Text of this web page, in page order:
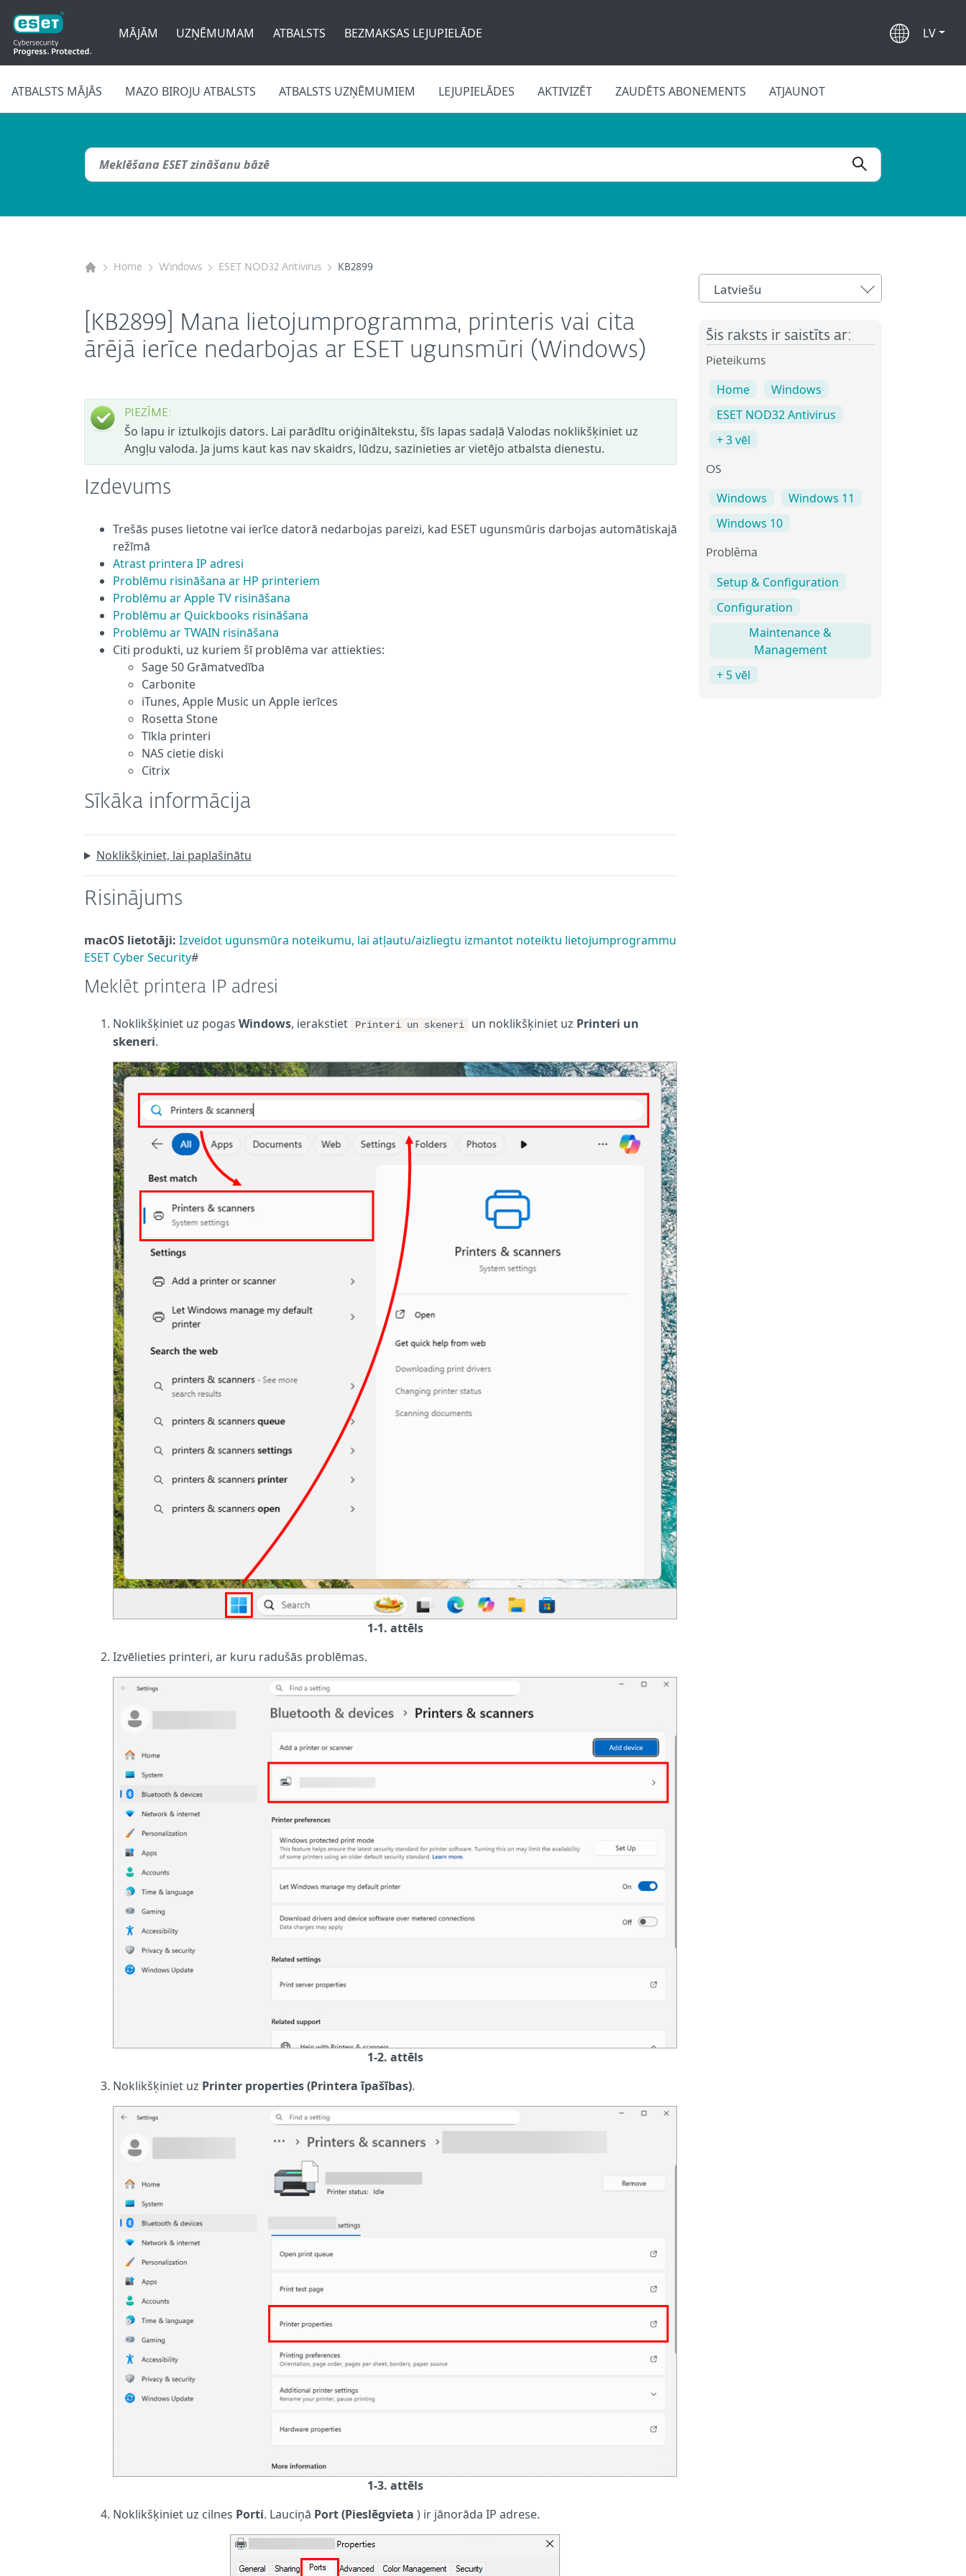
MĀJĀM UZŅĒMUMAM ATBALSTS BEZMAKSAS LEJUPIELĀDE LV
ATBALSTS MĀJĀS MAZO BIROJU ATBALSTS ATBALSTS UZŅĒMUMIEM LEJUPIELĀDES AKTIVIZĒT ZAUDĒTS ABONEMENTS ATJAUNOT
Home Windows ESET NOD32 Antivirus KB2899
[KB2899] Mana lietojumprogramma, printeris vai cita
ārējā ierīce nedarbojas ar ESET ugunsmūri (Windows)
PIEZĪME:
Šo lapu ir iztulkojis dators. Lai parādītu oriģināltekstu, šīs lapas sadaļā Valodas noklikšķiniet uz
Angļu valoda. Ja jums kaut kas nav skaidrs, lūdzu, sazinieties ar vietējo atbalsta dienestu.
Izdevums
Trešās puses lietotne vai ierīce datorā nedarbojas pareizi, kad ESET ugunsmūris darbojas automātiskajā
režīmā
Atrast printera IP adresi
Problēmu risināšana ar HP printeriem
Problēmu ar Apple TV risināšana
Problēmu ar Quickbooks risināšana
Problēmu ar TWAIN risināšana
Citi produkti, uz kuriem šī problēma var attiekties:
Sage 50 Grāmatvedība
Carbonite
iTunes, Apple Music un Apple ierīces
Rosetta Stone
Tīkla printeri
NAS cietie diski
Citrix
Sīkāka informācija
Noklikšķiniet, lai paplašinātu
Risinājums
macOS lietotāji: Izveidot ugunsmūra noteikumu, lai atļautu/aizliegtu izmantot noteiktu lietojumprogrammu
ESET Cyber Security#
Meklēt printera IP adresi
Noklikšķiniet uz pogas Windows, ierakstiet Printeri un skeneri un noklikšķiniet uz Printeri un
skeneri.
1-1. attēls
Izvēlieties printeri, ar kuru radušās problēmas.
1-2. attēls
Noklikšķiniet uz Printer properties (Printera īpašības).
1-3. attēls
Noklikšķiniet uz cilnes Porti. Lauciņā Port (Pieslēgvieta ) ir jānorāda IP adrese.
Latviešu
Šis raksts ir saistīts ar:
Pieteikums
Home
Windows
ESET NOD32 Antivirus
+ 3 vēl
OS
Windows
Windows 11
Windows 10
Problēma
Setup & Configuration
Configuration
Maintenance &
Management
+ 5 vēl